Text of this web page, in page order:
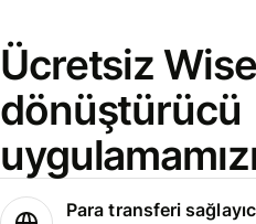
Ücretsiz
dönüştürücü
Para transferi